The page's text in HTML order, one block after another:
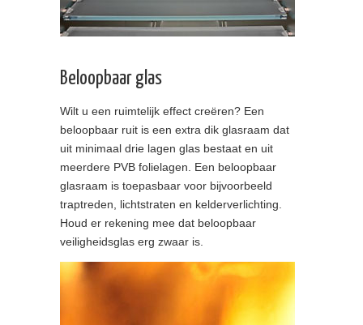
Beloopbaar glas
Wilt u een ruimtelijk effect creëren? Een
beloopbaar ruit is een extra dik glasraam dat
uit minimaal drie lagen glas bestaat en uit
meerdere PVB folielagen. Een beloopbaar
glasraam is toepasbaar voor bijvoorbeeld
traptreden, lichtstraten en kelderverlichting.
Houd er rekening mee dat beloopbaar
veiligheidsglas erg zwaar is.